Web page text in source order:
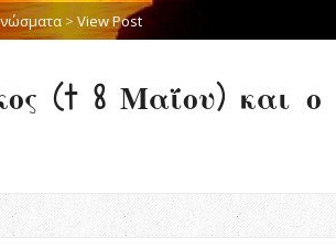
> View Post
(† 8 Μαΐου) και